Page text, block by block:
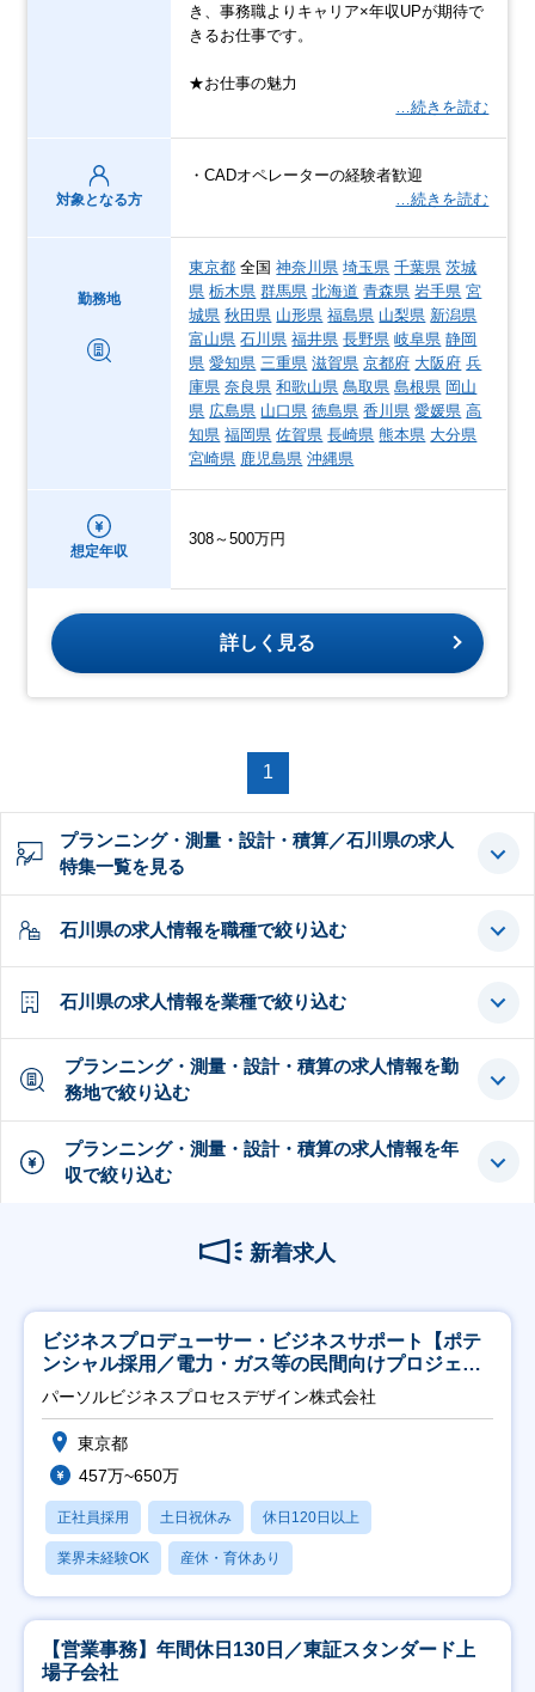
き、事務職よりキャリア×年収UPが期待で
きるお仕事です。
★お仕事の魅力
…続きを読む
対象となる方
・CADオペレーターの経験者歓迎
…続きを読む
勤務地
東京都 全国神奈川県 埼玉県 千葉県 茨城
県 栃木県 群馬県 北海道 青森県 岩手県 宮
城県 秋田県 山形県 福島県 山梨県 新潟県
富山県 石川県 福井県 長野県 岐阜県 静岡
県 愛知県 三重県 滋賀県 京都府 大阪府 兵
庫県 奈良県 和歌山県 鳥取県 島根県 岡山
県 広島県 山口県 徳島県 香川県 愛媛県 高
知県 福岡県 佐賀県 長崎県 熊本県 大分県
宮崎県 鹿児島県 沖縄県
想定年収
308～500万円
詳しく見る
1
プランニング・測量・設計・積算／石川県の求人
特集一覧を見る
石川県の求人情報を職種で絞り込む
石川県の求人情報を業種で絞り込む
プランニング・測量・設計・積算の求人情報を勤
務地で絞り込む
プランニング・測量・設計・積算の求人情報を年
収で絞り込む
新着求人
ビジネスプロデューサー・ビジネスサポート【ポテ
ンシャル採用／電力・ガス等の民間向けプロジェク
ト推進】
パーソルビジネスプロセスデザイン株式会社
東京都
457万~650万
正社員採用 土日祝休み 休日120日以上
業界未経験OK 産休・育休あり
【営業事務】年間休日130日／東証スタンダード上
場子会社